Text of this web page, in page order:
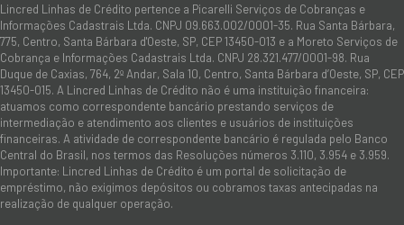
Lincred Linhas de Crédito pertence a Picarelli Serviços de Cobranças e
Informações Cadastrais Ltda. CNPJ 09.663.002/0001-35. Rua Santa Bárbara,
775, Centro, Santa Bárbara d'Oeste, SP, CEP 13450-013 e a Moreto Serviços de
Cobrança e Informações Cadastrais Ltda. CNPJ 28.321.477/0001-98. Rua
Duque de Caxias, 764, 2º Andar, Sala 10, Centro, Santa Bárbara d’Oeste, SP, CEP
13450-015. A Lincred Linhas de Crédito não é uma instituição financeira:
atuamos como correspondente bancário prestando serviços de
intermediação e atendimento aos clientes e usuários de instituições
financeiras. A atividade de correspondente bancário é regulada pelo Banco
Central do Brasil, nos termos das Resoluções números 3.110, 3.954 e 3.959.
Importante: Lincred Linhas de Crédito é um portal de solicitação de
empréstimo, não exigimos depósitos ou cobramos taxas antecipadas na
realização de qualquer operação.